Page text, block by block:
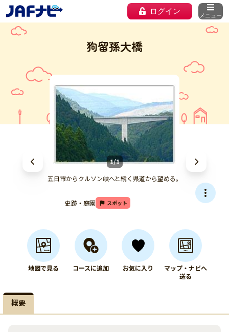
ログイン メニュー
狗留孫大橋
1/1
五日市からクルソン峡へと続く県道から望める。
史跡・庭園 スポット
地図で見る コースに追加 お気に入り
マップ・ナビへ
送る
概要